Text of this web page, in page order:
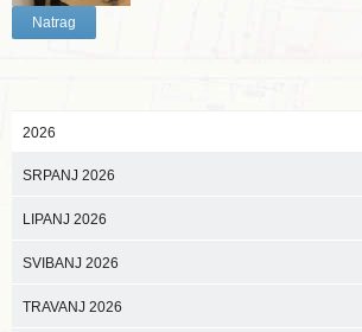
Natrag
2026
SRPANJ 2026
LIPANJ 2026
SVIBANJ 2026
TRAVANJ 2026